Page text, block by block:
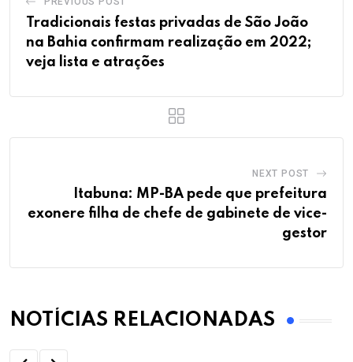
Tradicionais festas privadas de São João
na Bahia confirmam realização em 2022;
veja lista e atrações
NEXT POST
Itabuna: MP-BA pede que prefeitura
exonere filha de chefe de gabinete de vice-
gestor
NOTÍCIAS RELACIONADAS